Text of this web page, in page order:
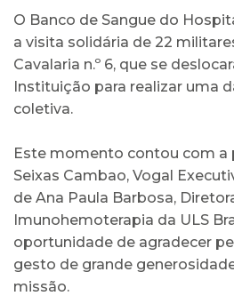
O Banco de Sangue do
a visita solidária de 22
Cavalaria n.º 6, que se
Instituição para realizar uma
coletiva.
Este momento contou com a
Seixas Cambao, Vogal
de Ana Paula Barbosa,
Imunohemoterapia da ULS
oportunidade de agradecer
gesto de grande
missão.